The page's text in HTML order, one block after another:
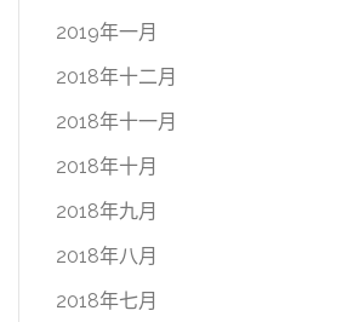
2019年一月
2018年十二月
2018年十一月
2018年十月
2018年九月
2018年八月
2018年七月